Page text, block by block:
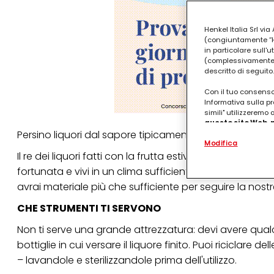
Persino liquori dal sapore tipicamente invernale, come il
Il re dei liquori fatti con la frutta estiva è il limoncello,
fortunata e vivi in un clima sufficientemente mite da
avrai materiale più che sufficiente per seguire la
CHE STRUMENTI TI SERVONO
Non ti serve una grande attrezzatura: devi avere
bottiglie in cui versare il liquore finito. Puoi riciclare
– lavandole e sterilizzandole prima dell'utilizzo.
Henkel Italia Srl via
(congiuntamente
in particolare
descritto di seguito.
Con il tuo
Informativa sulla
simili" utilizzeremo
questo sito
.
(rispettivamente
terzi, conservare
identificati) su
misurare e
collegata nel piè di
qualsiasi
collegata nel piè di
periodo di
Modifica